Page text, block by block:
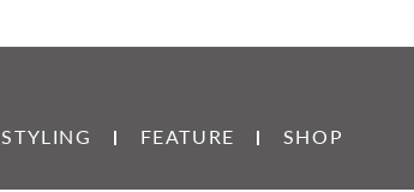
STYLING FEATURE SHOP